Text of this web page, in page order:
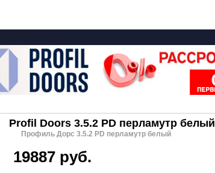
Profil Doors 3.5.2 PD перламутр белый
Профиль Дорс 3.5.2 PD перламутр белый
19887 руб.